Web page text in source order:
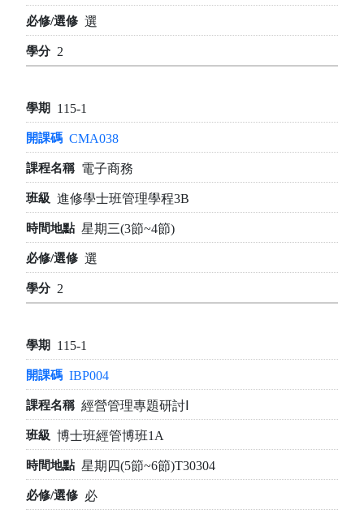
選
2
115-1
CMA038
電子商務
進修學士班管理學程3B
星期三(3節~4節)
選
2
115-1
IBP004
經營管理專題研討Ⅰ
博士班經管博班1A
星期四(5節~6節)T30304
必